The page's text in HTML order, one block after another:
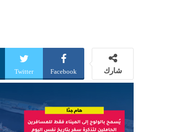
شارك Facebook
Twitter